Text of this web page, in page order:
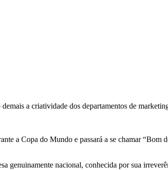
a criatividade dos departamentos de
a Copa do Mundo e passará a se chamar “Bom
genuinamente nacional, conhecida por sua